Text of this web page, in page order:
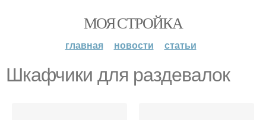
МОЯ СТРОЙКА
главная новости статьи
Шкафчики для раздевалок